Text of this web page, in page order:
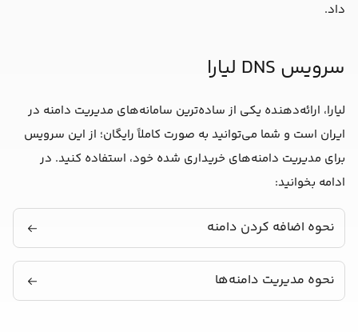
داد.
سرویس DNS لیارا
لیارا، ارائه‌‌دهنده یکی از ساده‌ترین سامانه‌های مدیریت دامنه در
ایران است و شما می‌توانید به صورت کاملاً رایگان؛ از این سرویس
برای مدیریت دامنه‌های خریداری شده خود، استفاده کنید. در
ادامه بخوانید:
نحوه اضافه کردن دامنه
نحوه مدیریت دامنه‌ها